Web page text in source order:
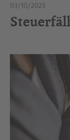
03/10/2023